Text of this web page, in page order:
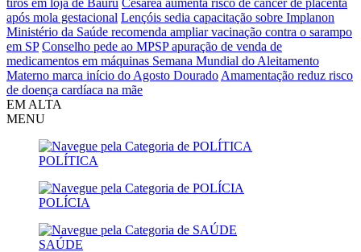
tiros em loja de Bauru Cesárea aumenta risco de câncer de placenta
após mola gestacional Lençóis sedia capacitação sobre Implanon
Ministério da Saúde recomenda ampliar vacinação contra o sarampo
em SP Conselho pede ao MPSP apuração de venda de
medicamentos em máquinas Semana Mundial do Aleitamento
Materno marca início do Agosto Dourado Amamentação reduz risco
de doença cardíaca na mãe
EM ALTA
MENU
POLÍTICA
POLÍCIA
SAÚDE